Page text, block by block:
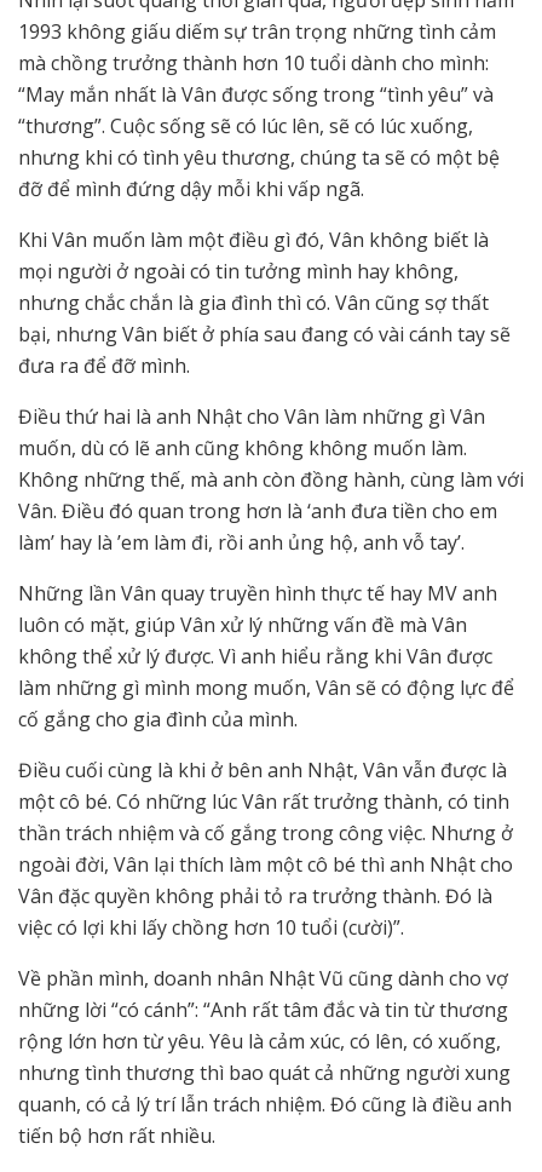
1993 không giấu diếm sự trân trọng những tình cảm
mà chồng trưởng thành hơn 10 tuổi dành cho mình:
“May mắn nhất là Vân được sống trong “tình yêu” và
“thương”. Cuộc sống sẽ có lúc lên, sẽ có lúc xuống,
nhưng khi có tình yêu thương, chúng ta sẽ có một bệ
đỡ để mình đứng dậy mỗi khi vấp ngã.
Khi Vân muốn làm một điều gì đó, Vân không biết là
mọi người ở ngoài có tin tưởng mình hay không,
nhưng chắc chắn là gia đình thì có. Vân cũng sợ thất
bại, nhưng Vân biết ở phía sau đang có vài cánh tay sẽ
đưa ra để đỡ mình.
Điều thứ hai là anh Nhật cho Vân làm những gì Vân
muốn, dù có lẽ anh cũng không không muốn làm.
Không những thế, mà anh còn đồng hành, cùng làm với
Vân. Điều đó quan trong hơn là ‘anh đưa tiền cho em
làm’ hay là ’em làm đi, rồi anh ủng hộ, anh vỗ tay’.
Những lần Vân quay truyền hình thực tế hay MV anh
luôn có mặt, giúp Vân xử lý những vấn đề mà Vân
không thể xử lý được. Vì anh hiểu rằng khi Vân được
làm những gì mình mong muốn, Vân sẽ có động lực để
cố gắng cho gia đình của mình.
Điều cuối cùng là khi ở bên anh Nhật, Vân vẫn được là
một cô bé. Có những lúc Vân rất trưởng thành, có tinh
thần trách nhiệm và cố gắng trong công việc. Nhưng ở
ngoài đời, Vân lại thích làm một cô bé thì anh Nhật cho
Vân đặc quyền không phải tỏ ra trưởng thành. Đó là
việc có lợi khi lấy chồng hơn 10 tuổi (cười)”.
Về phần mình, doanh nhân Nhật Vũ cũng dành cho vợ
những lời “có cánh”: “Anh rất tâm đắc và tin từ thương
rộng lớn hơn từ yêu. Yêu là cảm xúc, có lên, có xuống,
nhưng tình thương thì bao quát cả những người xung
quanh, có cả lý trí lẫn trách nhiệm. Đó cũng là điều anh
tiến bộ hơn rất nhiều.